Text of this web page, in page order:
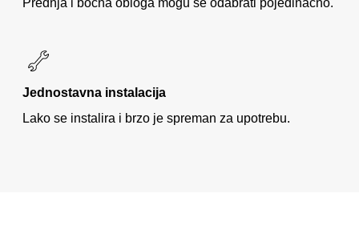
Prednja i bočna obloga mogu se odabrati pojedinačno.
Jednostavna instalacija
Lako se instalira i brzo je spreman za upotrebu.